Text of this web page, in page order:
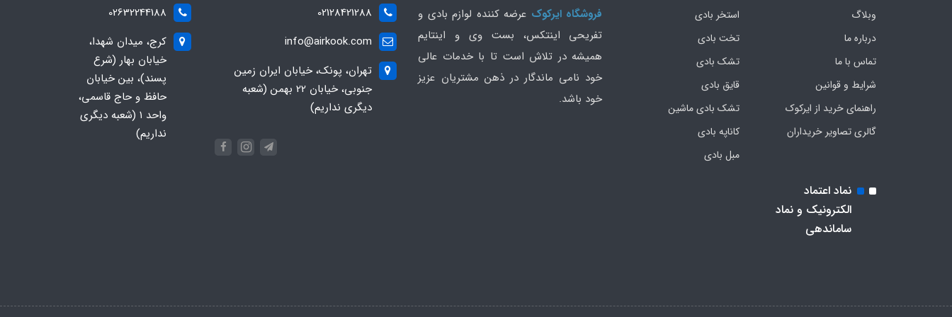
وبلاگ
درباره ما
تماس با ما
شرایط و قوانین
راهنمای خرید از ایرکوک
گالری تصاویر خریداران
استخر بادی
تخت بادی
تشک بادی
قایق بادی
تشک بادی ماشین
کاناپه بادی
مبل بادی
فروشگاه ایرکوک عرضه کننده لوازم بادی و
تفریحی اینتکس، بست وی و اینتایم
همیشه در تلاش است تا با خدمات عالی
خود نامی ماندگار در ذهن مشتریان عزیز
خود باشد.
02128421288
info@airkook.com
تهران، پونک، خیابان ایران زمین
جنوبی، خیابان 22 بهمن (شعبه
دیگری نداریم)
02632244188
کرج، میدان شهدا،
خیابان بهار (شرع
پسند)، بین خیابان
حافظ و حاج قاسمی،
واحد ۱ (شعبه دیگری
نداریم)
نماد اعتماد
الکترونیک و نماد
ساماندهی